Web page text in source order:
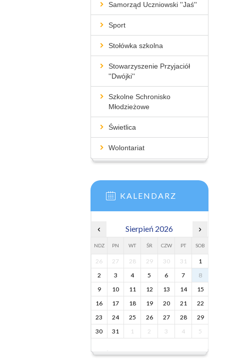
Samorząd Uczniowski ''Jaś''
Sport
Stołówka szkolna
Stowarzyszenie Przyjaciół
''Dwójki''
Szkolne Schronisko
Młodzieżowe
Świetlica
Wolontariat
KALENDARZ
‹ Sierpień 2026 ›
NDZ PN WT ŚR CZW PT SOB
26 27 28 29 30 31
1
2
3 4 5 6 7
8
9
10 11 12 13 14
15
16
17 18 19 20 21
22
23
24 25 26 27 28
29
30
31 1 2 3 4 5